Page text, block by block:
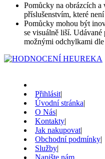
Pomůcky na obrázcích
příslušenstvím, které
Pomůcky mohou být
se visuálně liší.
možnými odchylkami
Přihlásit|
Úvodní stránka|
O Nás|
Kontakty|
Jak nakupovat|
Obchodní podmínky|
Služby|
Napište nám